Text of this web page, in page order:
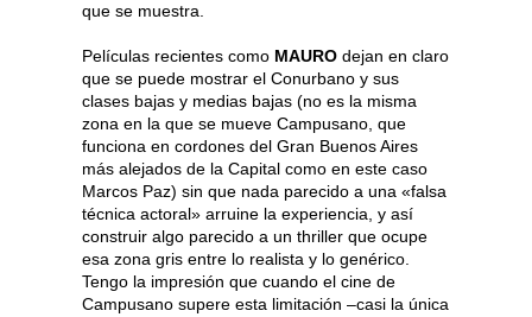
que se muestra.
Películas recientes como MAURO dejan en claro
que se puede mostrar el Conurbano y sus
clases bajas y medias bajas (no es la misma
zona en la que se mueve Campusano, que
funciona en cordones del Gran Buenos Aires
más alejados de la Capital como en este caso
Marcos Paz) sin que nada parecido a una «falsa
técnica actoral» arruine la experiencia, y así
construir algo parecido a un thriller que ocupe
esa zona gris entre lo realista y lo genérico.
Tengo la impresión que cuando el cine de
Campusano supere esta limitación –casi la única